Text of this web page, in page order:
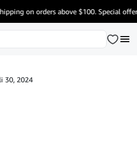
on orders above $100. Special
30, 2024